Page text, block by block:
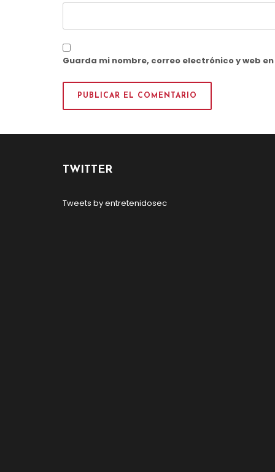
Guarda mi nombre, correo electrónico y web
TWITTER
Tweets by entretenidosec